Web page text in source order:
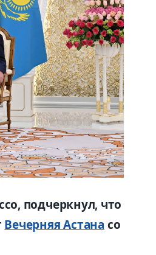
подчеркнул, что
Вечерняя Астана со